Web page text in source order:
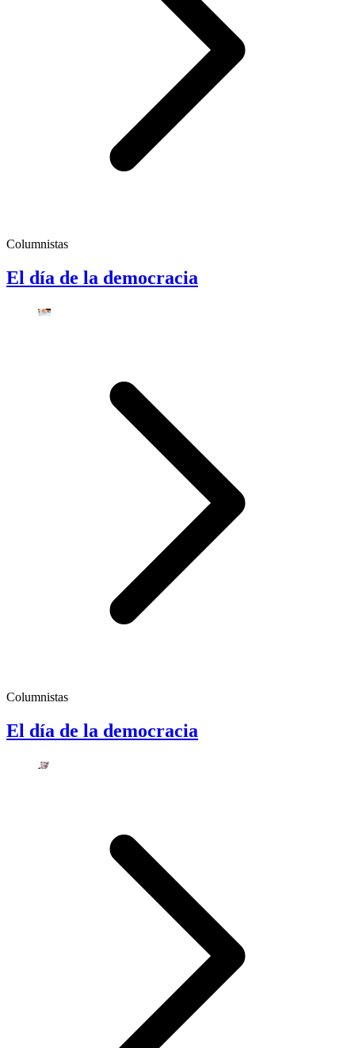
Columnistas
El día de la democracia
Columnistas
El día de la democracia